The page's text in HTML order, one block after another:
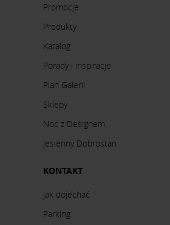
Promocje
Produkty
Katalog
Porady i inspiracje
Plan Galerii
Sklepy
Noc z Designem
Jesienny Dobrostan
KONTAKT
Jak dojechać
Parking